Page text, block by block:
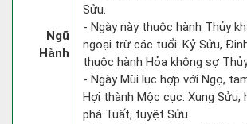
Ngũ
Hành
Sửu.
- Ngày này thuộc hành Thủy
ngoại trừ các tuổi: Kỷ Sửu,
thuộc hành Hỏa không sợ
- Ngày Mùi lục hợp với Ngọ,
Hợi thành Mộc cục. Xung Sửu,
phá Tuất, tuyệt Sửu.